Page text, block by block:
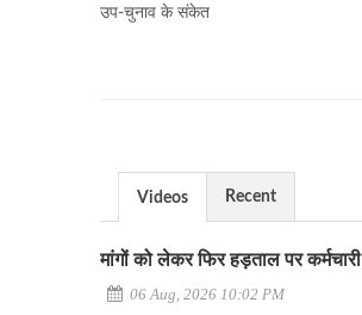
उप-चुनाव के संकेत
Videos Recent
मांगों को लेकर फिर हड़ताल पर कर्मचारी
06 Aug, 2026 10:02 PM